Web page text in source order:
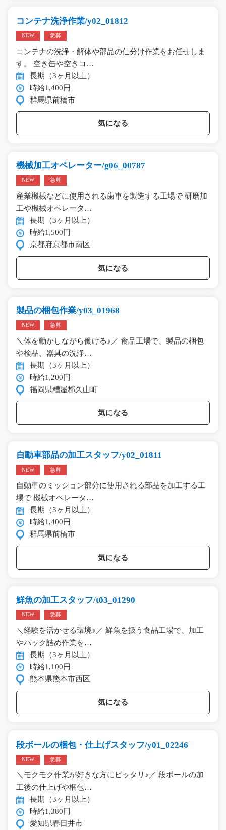
コンテナ洗浄作業/y02_01812
NEW 急募
コンテナの洗浄・解体や部品の仕分け作業をお任せしま
す。 空き缶や空きコ…
長期（3ヶ月以上）
時給1,400円
群馬県前橋市
気になる
機械加工オペレーター/g06_00787
NEW 急募
産業機械などに使用される歯車を製造する工場で 研磨加
工や機械オペレータ…
長期（3ヶ月以上）
時給1,500円
京都府京都市南区
気になる
製品の梱包作業/y03_01968
NEW 急募
＼体を動かしながら働ける♪／ 食品工場で、製品の梱包
や検品、器具の洗浄…
長期（3ヶ月以上）
時給1,200円
福岡県糟屋郡久山町
気になる
自動車部品の加工スタッフ/y02_01811
NEW 急募
自動車のミッション部分に使用される部品を加工する工
場で 機械オペレータ…
長期（3ヶ月以上）
時給1,400円
群馬県前橋市
気になる
鮮魚の加工スタッフ/t03_01290
NEW 急募
＼経験を活かせる環境♪／ 鮮魚を扱う食品工場で、加工
やパック詰め作業を…
長期（3ヶ月以上）
時給1,100円
熊本県熊本市西区
気になる
段ボールの梱包・仕上げスタッフ/y01_02246
NEW 急募
＼モクモク作業が好きな方にピッタリ♪／ 段ボールの加
工後の仕上げや梱包…
長期（3ヶ月以上）
時給1,380円
愛知県春日井市